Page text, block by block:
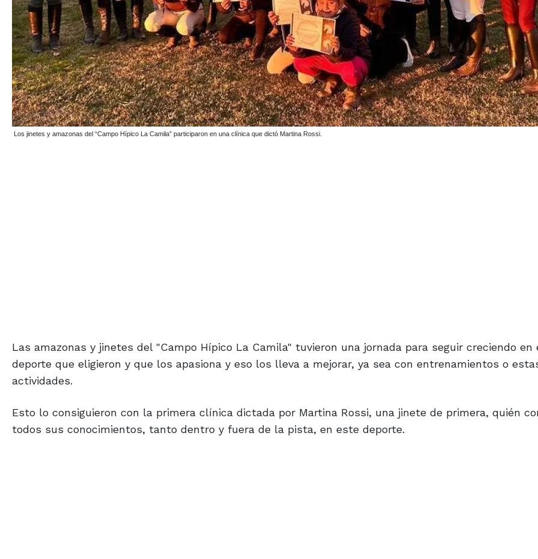
Los jinetes y amazonas del “Campo Hípico La Camila” participaron en una clínica que dictó Martina Rossi.
Las amazonas y jinetes del "Campo Hípico La Camila" tuvieron una jornada para seguir creciendo en
deporte que eligieron y que los apasiona y eso los lleva a mejorar, ya sea con entrenamientos o
actividades.
Esto lo consiguieron con la primera clínica dictada por Martina Rossi, una jinete de primera, quién
todos sus conocimientos, tanto dentro y fuera de la pista, en este deporte.